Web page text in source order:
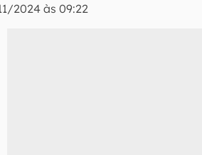
2024 às 09:22